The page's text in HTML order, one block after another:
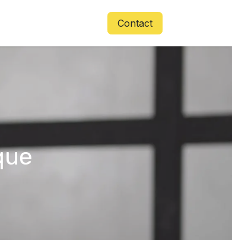
Contact